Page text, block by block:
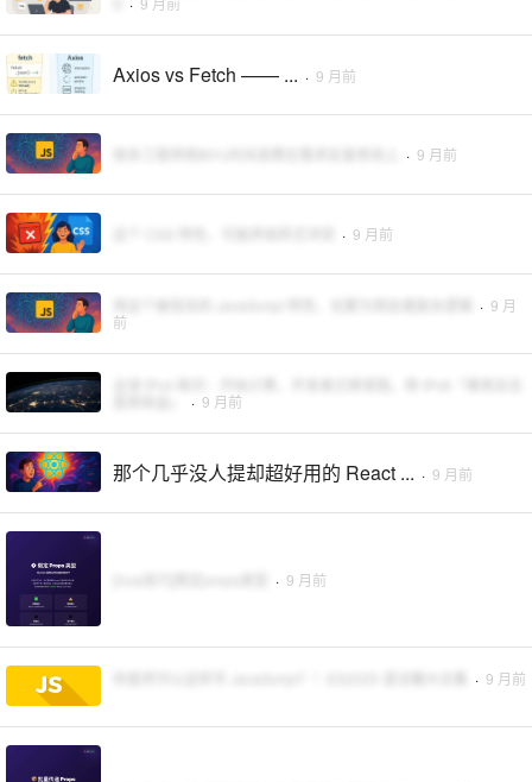
Axios vs Fetch —— ... · 9 月前
· 9 月前
· 9 月前
· 9 月
前
· 9 月前
那个几乎没人提却超好用的 React ... · 9 月前
· 9 月前
· 9 月前